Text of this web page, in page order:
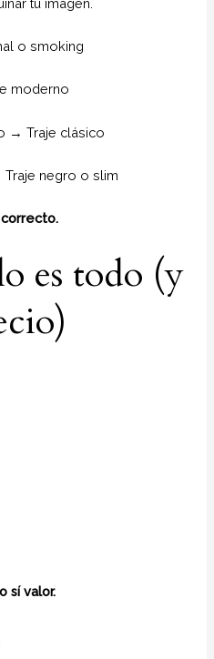
o smoking
moderno
→ Traje clásico
negro o slim
es todo (y
sí valor.